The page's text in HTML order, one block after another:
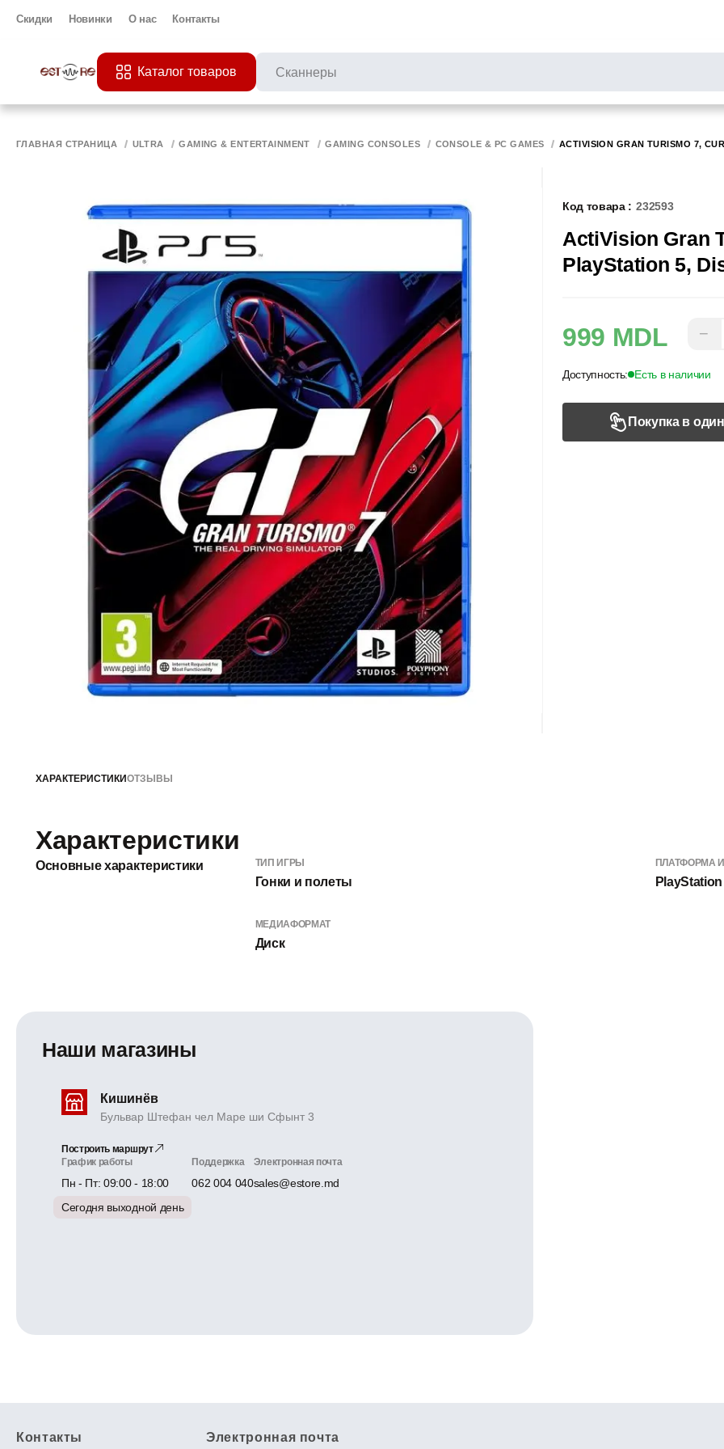
Скидки Новинки О нас Контакты
Каталог товаров
ГЛАВНАЯ СТРАНИЦА ULTRA GAMING & ENTERTAINMENT GAMING CONSOLES CONSOLE & PC GAMES ACTIVISION GRAN TURISMO 7,
Код товара : 232593
ActiVision Gran
PlayStation 5,
999 MDL −
Доступность: Есть в наличии
Покупка в
ХАРАКТЕРИСТИКИОТЗЫВЫ
Характеристики
Основные характеристики ТИП ИГРЫ
Гонки и полеты
ПЛАТФОРМА
МЕДИАФОРМАТ
Диск
Наши магазины
Кишинёв
Бульвар Штефан чел Маре ши Сфынт 3
Построить маршрут
График работы
Пн - Пт: 09:00 - 18:00
Сегодня выходной день
Поддержка
062 004 040
Электронная почта
sales@estore.md
Контакты Электронная почта